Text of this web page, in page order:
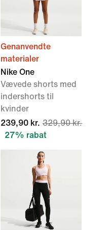
Genanvendte
materialer
Nike One
Vævede shorts med
indershorts til
kvinder
239,90 kr. 329,90 kr.
27% rabat